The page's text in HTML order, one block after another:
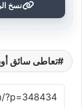
نسخ
تعاطى سائق